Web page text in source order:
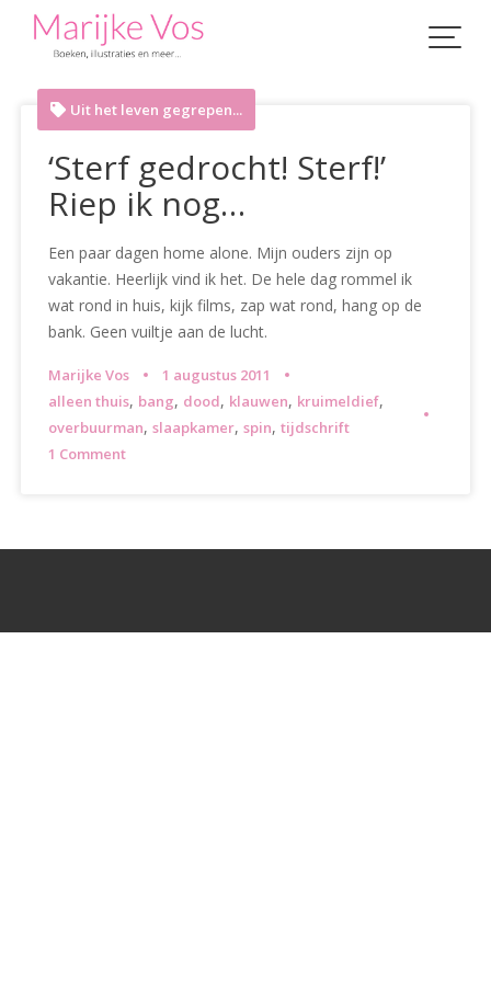
Uit het leven gegrepen...
‘Sterf gedrocht! Sterf!’
Riep ik nog…
Een paar dagen home alone. Mijn ouders zijn op
vakantie. Heerlijk vind ik het. De hele dag rommel ik
wat rond in huis, kijk films, zap wat rond, hang op de
bank. Geen vuiltje aan de lucht.
Marijke Vos
1 augustus 2011
alleen thuis, bang, dood, klauwen, kruimeldief,
overbuurman,slaapkamer,spin,tijdschrift
1 Comment